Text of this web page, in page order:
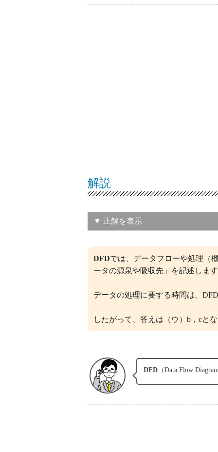
解説
▼ 正解を表示
この問題の正解率：32％（やや低い）
DFDでは、データフローや処理（
ータの源泉や吸収先」を記述します
データの処理に要する時間は、
したがって、答えは（ウ）b，cとな
DFD（Data Flow